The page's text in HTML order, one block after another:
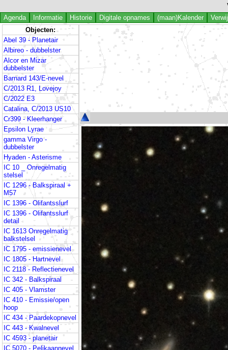
Agenda Informatie Historie Digitale opnames (maan)Kalender
Objecten:
Abel 39 - Planetair
Albireo - dubbelster
Alcor en Mizar
dubbelster
Barnard 143/E-nevel
C/2013 R1, Lovejoy
C/2022 E3
Catalina, C/2013 US10
Cr399 - Kleerhanger
Epsilon Lyrae
gamma Virgo -
dubbelster
Hyaden - Asterisme
IC 10 _ Onregelmatig
stelsel
IC 1296 - Balkspiraal +
M57
IC 1396 - Olifantsslurf
IC 1396 - Olifantsslurf
detail
IC 1613 Onregelmatig
balkstelsel
IC 1795 - emissienevel
IC 1805 - Hartnevel
IC 2118 - Reflectienevel
IC 342 - Balkspiraal
IC 405 - Vlamster
IC 410 - Emissie/open
hoop
IC 434 - Paardekopnevel
IC 443 - Kwalnevel
IC 4593 - planetair
IC 5070 - Pelikaannevel